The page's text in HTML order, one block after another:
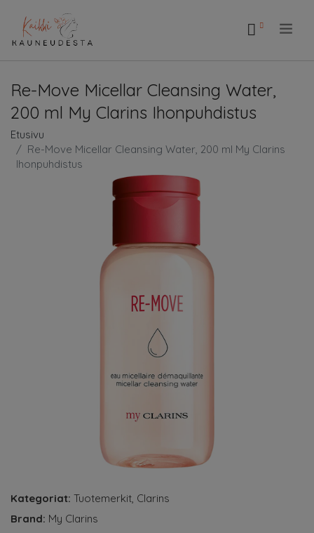
Re-Move Micellar Cleansing Water,
200 ml My Clarins Ihonpuhdistus
Etusivu
Re-Move Micellar Cleansing Water, 200 ml My Clarins
Ihonpuhdistus
Kategoriat: Tuotemerkit, Clarins
Brand: My Clarins